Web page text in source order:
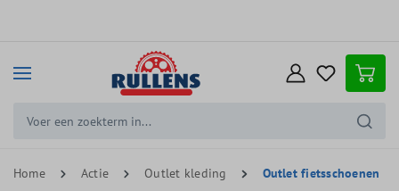
Home Actie Outlet kleding Outlet fietsschoenen